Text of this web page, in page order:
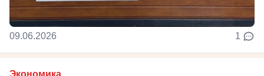
09.06.2026 1
Экономика